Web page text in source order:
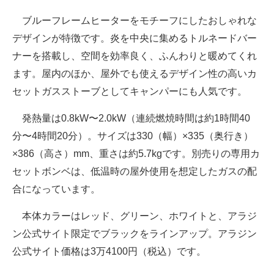
ブルーフレームヒーターをモチーフにしたおしゃれな
デザインが特徴です。炎を中央に集めるトルネードバー
ナーを搭載し、空間を効率良く、ふんわりと暖めてくれ
ます。屋内のほか、屋外でも使えるデザイン性の高いカ
セットガスストーブとしてキャンパーにも人気です。
発熱量は0.8kW〜2.0kW（連続燃焼時間は約1時間40
分〜4時間20分）。サイズは330（幅）×335（奥行き）
×386（高さ）mm、重さは約5.7kgです。別売りの専用カ
セットボンベは、低温時の屋外使用を想定したガスの配
合になっています。
本体カラーはレッド、グリーン、ホワイトと、アラジ
ン公式サイト限定でブラックをラインアップ。アラジン
公式サイト価格は3万4100円（税込）です。